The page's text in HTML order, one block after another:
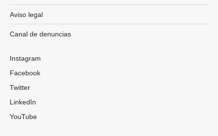
Aviso legal
Canal de denuncias
Instagram
Facebook
Twitter
LinkedIn
YouTube